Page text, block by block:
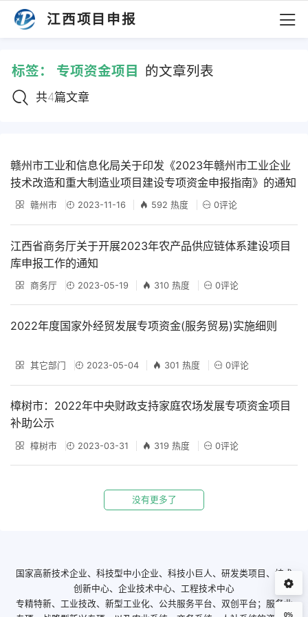
江西项目申报
标签： 专项资金项目 的文章列表
共4篇文章
赣州市工业和信息化局关于印发《2023年赣州市工业企业
技术改造和重大制造业项目建设专项资金申报指南》的通知
赣州市 2023-11-16 592 热度 0评论
江西省商务厅关于开展2023年农产品供应链体系建设项目
库申报工作的通知
商务厅 2023-05-19 310 热度 0评论
2022年度国家外经贸发展专项资金(服务贸易)实施细则
其它部门 2023-05-04 301 热度 0评论
樟树市：2022年中央财政支持家庭农场发展专项资金项目
补助公示
樟树市 2023-03-31 319 热度 0评论
没有更多了
0%
国家高新技术企业、科技型中小企业、科技小巨人、研发类项目、技术
创新中心、企业技术中心、工程技术中心
专精特新、工业技改、新型工业化、公共服务平台、双创平台；服务业